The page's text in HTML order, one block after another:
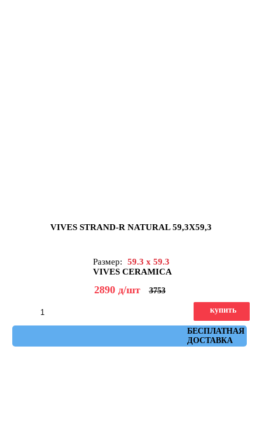
VIVES STRAND-R NATURAL 59,3X59,3
Размер:
59.3 x 59.3
VIVES CERAMICA
2890 д/шт 3753
БЕСПЛАТНАЯ
ДОСТАВКА
купить